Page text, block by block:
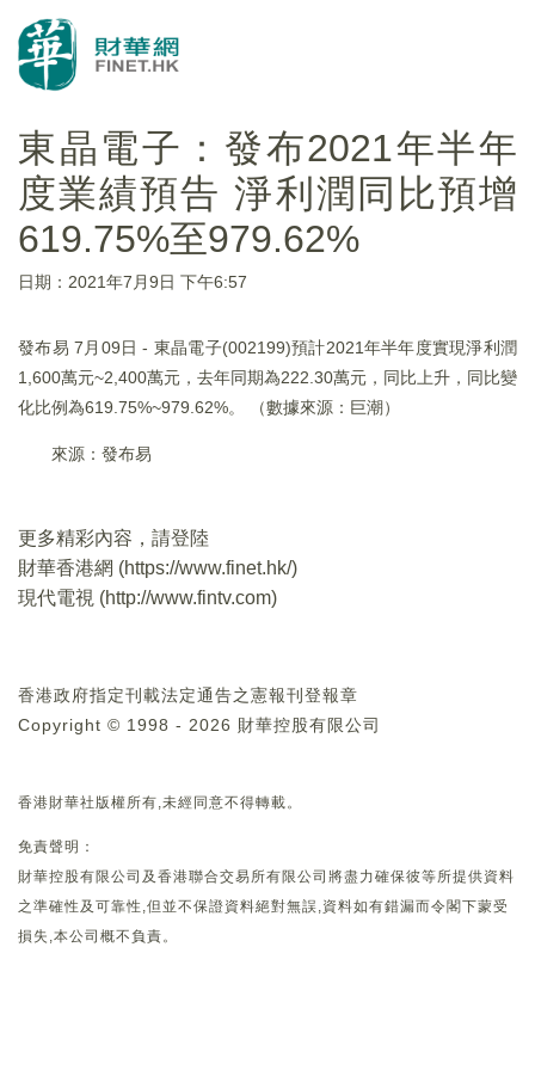
東晶電子：發布2021年半年
度業績預告 淨利潤同比預增
619.75%至979.62%
日期：2021年7月9日 下午6:57
發布易 7月09日 - 東晶電子(002199)預計2021年半年度實現淨利潤
1,600萬元~2,400萬元，去年同期為222.30萬元，同比上升，同比變
化比例為619.75%~979.62%。 （數據來源：巨潮）
來源：發布易
更多精彩內容，請登陸
財華香港網 (https://www.finet.hk/)
現代電視 (http://www.fintv.com)
香港政府指定刊載法定通告之憲報刊登報章
Copyright © 1998 - 2026 財華控股有限公司
香港財華社版權所有,未經同意不得轉載。
免責聲明：
財華控股有限公司及香港聯合交易所有限公司將盡力確保彼等所提供資料
之準確性及可靠性,但並不保證資料絕對無誤,資料如有錯漏而令閣下蒙受
損失,本公司概不負責。